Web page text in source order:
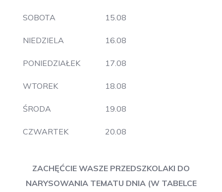
SOBOTA 15.08
NIEDZIELA 16.08
PONIEDZIAŁEK 17.08
WTOREK 18.08
ŚRODA 19.08
CZWARTEK 20.08
ZACHĘĆCIE WASZE PRZEDSZKOLAKI DO
NARYSOWANIA TEMATU DNIA (W TABELCE